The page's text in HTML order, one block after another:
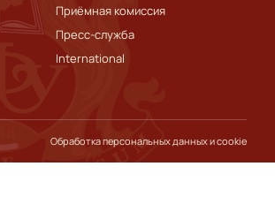
Приёмная комиссия
Пресс-служба
International
Обработка персональных данных и cookie